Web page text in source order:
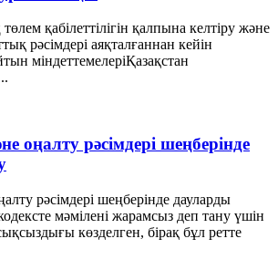
қабілеттілігін қалпына келтіру және
рәсімдері аяқталғаннан кейін
міндеттемелеріҚазақстан
оңалту рәсімдері шеңберінде
рәсімдері шеңберінде дауларды
мәмілені жарамсыз деп тану үшін
көзделген, бірақ бұл ретте